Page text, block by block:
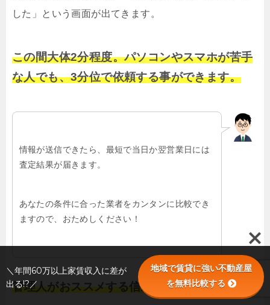
した」という画面が出てきます。
この間大体2分程度。パソコンやスマホが苦手
な人でも、3分位で依頼する事ができます。
情報が送信できたら、最短で当日か翌営業日には
査定結果が届きます。
あなたの条件に合った業者をカンタンに比較でき
ますので、おためしください！
管理人がおススメする信頼できる業者を探せる
＼年間60万以上家賃収入に差が
出る!?／
地域で賃貸に強い不動産屋
を無料比較する